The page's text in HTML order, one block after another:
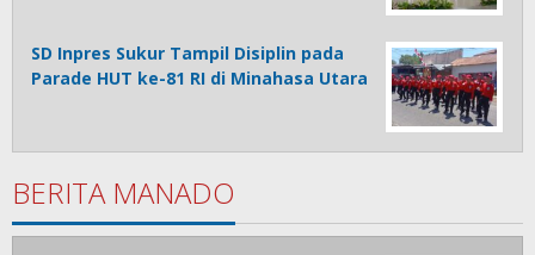
SD Inpres Sukur Tampil Disiplin pada
Parade HUT ke-81 RI di Minahasa Utara
BERITA MANADO